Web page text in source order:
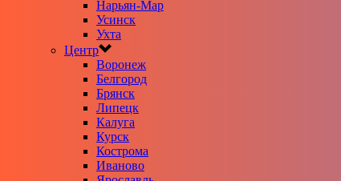
Нарьян-Мар
Усинск
Ухта
Центр
Воронеж
Белгород
Брянск
Липецк
Калуга
Курск
Кострома
Иваново